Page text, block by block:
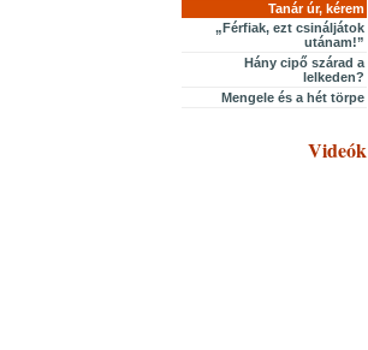
Tanár úr, kérem
„Férfiak, ezt csináljátok
utánam!”
Hány cipő szárad a
lelkeden?
Mengele és a hét törpe
Videók